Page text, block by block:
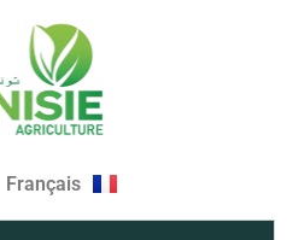
Français